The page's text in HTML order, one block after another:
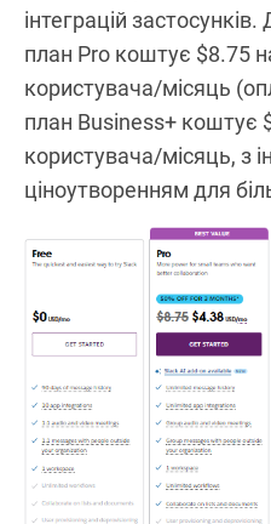
інтеграцій
план Pro коштує $8.75
користувача/місяць
план Business+ коштує
користувача/місяць, з
ціноутворенням для